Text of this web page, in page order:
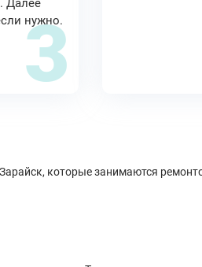
Далее
нужно.
3
которые занимаются